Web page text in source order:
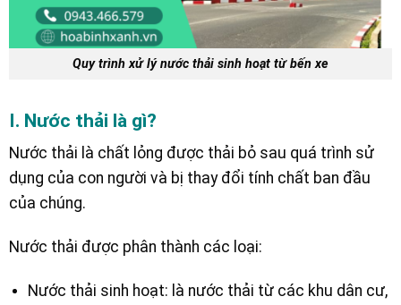
Quy trình xử lý nước thải sinh hoạt từ bến xe
I. Nước thải là gì?
Nước thải là chất lỏng được thải bỏ sau quá trình sử
dụng của con người và bị thay đổi tính chất ban đầu
của chúng.
Nước thải được phân thành các loại:
Nước thải sinh hoạt: là nước thải từ các khu dân cư,